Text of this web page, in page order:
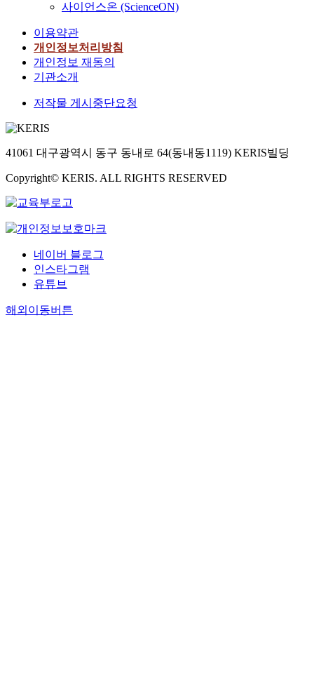
사이언스온 (ScienceON)
이용약관
개인정보처리방침
개인정보 재동의
기관소개
저작물 게시중단요청
41061 대구광역시 동구 동내로 64(동내동1119) KERIS빌딩
Copyright© KERIS. ALL RIGHTS RESERVED
네이버 블로그
인스타그램
유튜브
해외이동버튼